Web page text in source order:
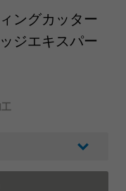
ングカッター
ジエキスパー